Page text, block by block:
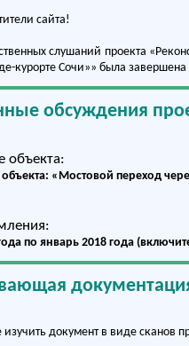
сайта!
слушаний проекта
курорте Сочи»» была завершена
обсуждения
объекта:
«Мостовой переход
по январь 2018 года
документ в виде сканов